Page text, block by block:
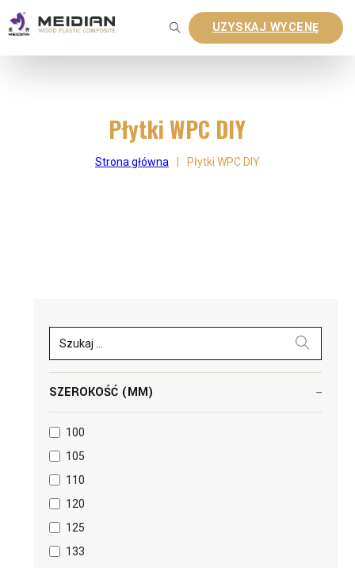
UZYSKAJ WYCENĘ
Płytki WPC DIY
Strona główna Płytki WPC DIY
SZEROKOŚĆ (MM)
100
105
110
120
125
133